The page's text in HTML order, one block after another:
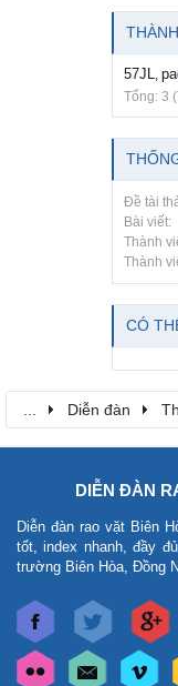
57JL
Tổng: 3
Đề tài
Bài viết:
Thành
Thành
CÓ
Diễn đàn
DIỄN ĐÀN
Diễn đàn rao vặt Biên
tốt, index nhanh, đầy
trường Biên Hòa, Đồng